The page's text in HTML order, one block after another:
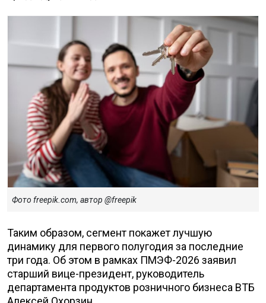
Фото freepik.com, автор @freepik
Таким образом, сегмент покажет лучшую
динамику для первого полугодия за последние
три года. Об этом в рамках ПМЭФ-2026 заявил
старший вице-президент, руководитель
департамента продуктов розничного бизнеса ВТБ